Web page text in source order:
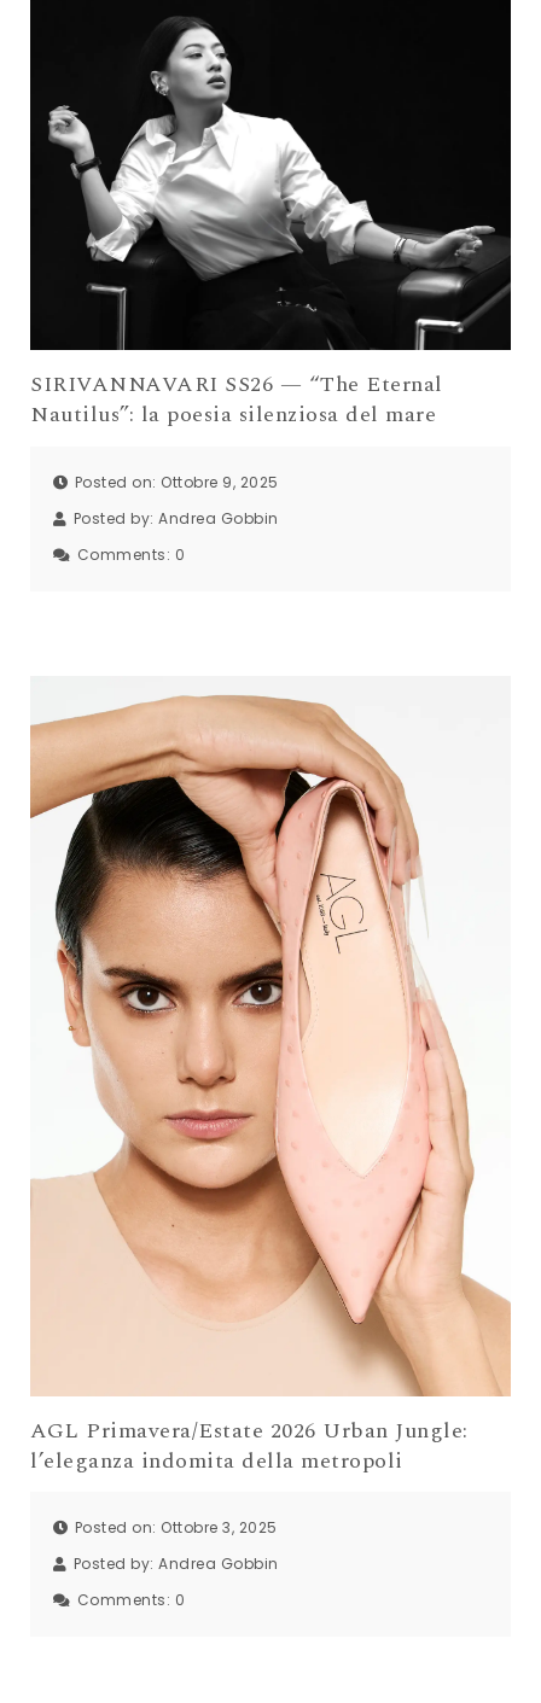
SIRIVANNAVARI SS26 — “The Eternal
Nautilus”: la poesia silenziosa del mare
Posted on: Ottobre 9, 2025
Posted by: Andrea Gobbin
Comments: 0
AGL Primavera/Estate 2026 Urban Jungle:
l’eleganza indomita della metropoli
Posted on: Ottobre 3, 2025
Posted by: Andrea Gobbin
Comments: 0